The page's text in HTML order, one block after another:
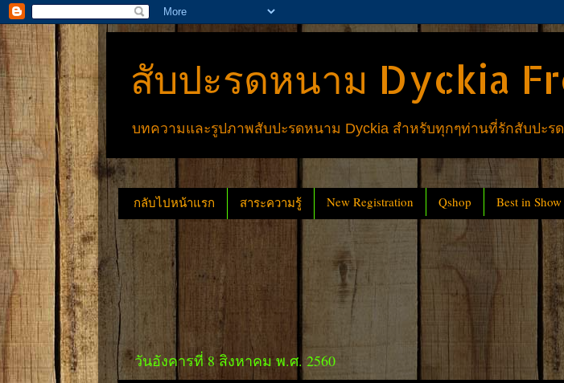
สับปะรดหนาม Dyckia
บทความและรูปภาพสับปะรดหนาม Dyckia สำหรับทุกๆท่านที่รักสับปะร
กลับไปหน้าแรก สาระความรู้ New Registration Qshop Best in Show
วันอังคารที่ 8 สิงหาคม พ.ศ. 2560